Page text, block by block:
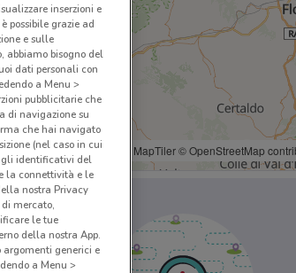
© MapTiler© OpenStreetMap
inserzioni e
possibile grazie ad
e sulle
abbiamo bisogno del
dati personali con
a Menu >
pubblicitarie che
di navigazione su
che hai navigato
(nel caso in cui
identificativi del
la connettività e le
nostra Privacy
mercato,
le tue
della nostra App.
generici e
a Menu >